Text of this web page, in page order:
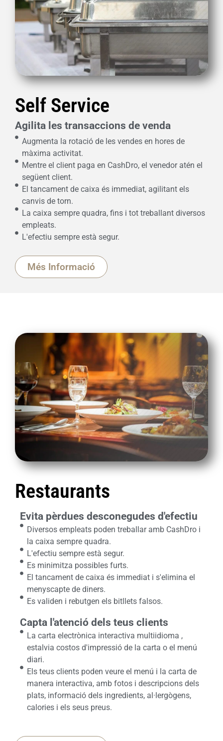
Self Service
Agilita les transaccions de venda
Augmenta la rotació de les vendes en hores de
màxima activitat.
Mentre el client paga en CashDro, el venedor atén el
següent client.
El tancament de caixa és immediat, agilitant els
canvis de torn.
La caixa sempre quadra, fins i tot treballant diversos
empleats.
L'efectiu sempre està segur.
Més Informació
Restaurants
Evita pèrdues desconegudes d'efectiu
Diversos empleats poden treballar amb CashDro i
la caixa sempre quadra.
L'efectiu sempre està segur.
Es minimitza possibles furts.
El tancament de caixa és immediat i s'elimina el
menyscapte de diners.
Es validen i rebutgen els bitllets falsos.
Capta l'atenció dels teus clients
La carta electrònica interactiva multiidioma ,
estalvia costos d'impressió de la carta o el menú
diari.
Els teus clients poden veure el menú i la carta de
manera interactiva, amb fotos i descripcions dels
plats, informació dels ingredients, al·lergògens,
calories i els seus preus.